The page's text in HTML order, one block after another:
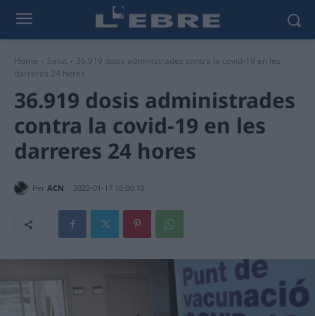
Home Salut
36.919 dosis administrades contra la covid-19 en les
darreres 24 hores
36.919 dosis administrades
contra la covid-19 en les
darreres 24 hores
Per ACN 2022-01-17 16:00:10